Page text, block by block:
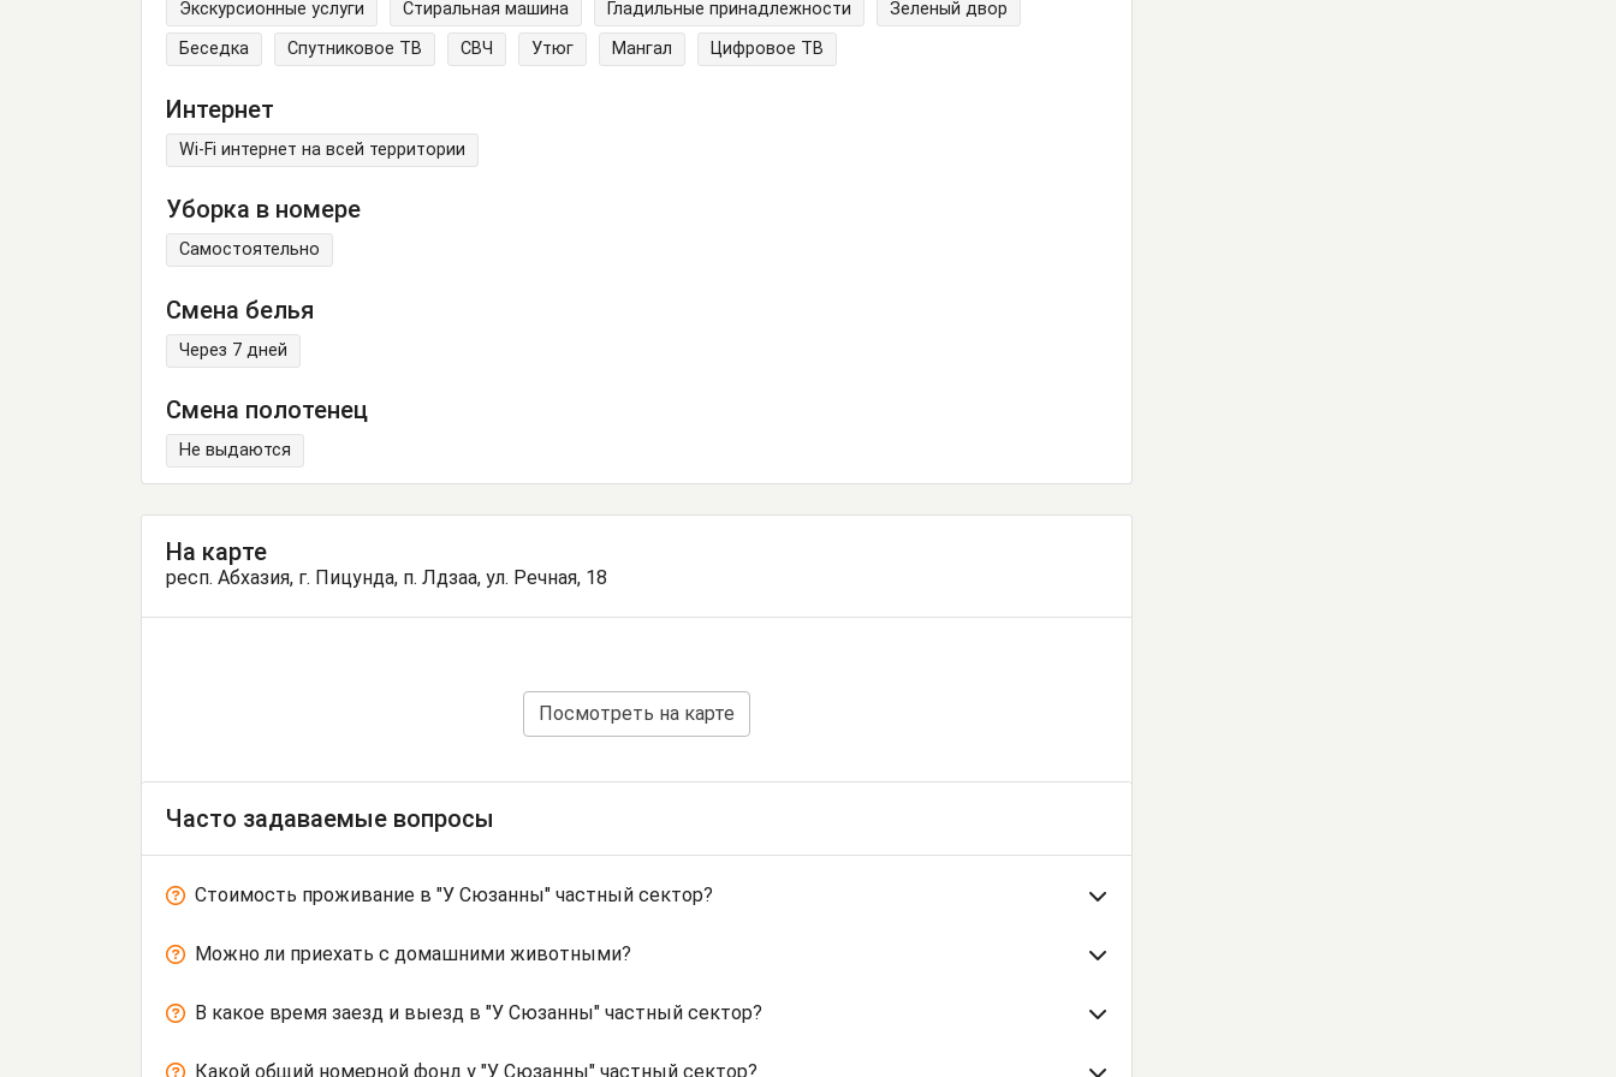
Экскурсионные услуги Стиральная машина Гладильные принадлежности
Зеленый двор
Беседка
Спутниковое ТВ СВЧ Утюг Мангал Цифровое ТВ
Интернет
Wi-Fi интернет на всей территории
Уборка в номере
Самостоятельно
Смена белья
Через 7 дней
Смена полотенец
Не выдаются
На карте
респ. Абхазия, г. Пицунда, п. Лдзаа, ул. Речная, 18
Посмотреть на карте
Часто задаваемые вопросы
Стоимость проживание в "У Сюзанны" частный сектор?
Можно ли приехать с домашними животными?
В какое время заезд и выезд в "У Сюзанны" частный сектор?
Какой общий номерной фонд у "У Сюзанны" частный сектор?